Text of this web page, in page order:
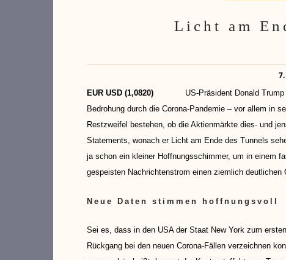
Licht am
EUR USD (1,0820) US-Präsident Donald Trump hat
Bedrohung durch die Corona-Pandemie – vor allem in
Restzweifel bestehen, ob die Aktienmärkte dies- und
Statements, wonach er Licht am Ende des Tunnels
ja schon ein kleiner Hoffnungsschimmer, um in einem
gespeisten Nachrichtenstrom einen ziemlich deutlichen
Neue Daten stimmen hoffnungsvoll
Sei es, dass in den USA der Staat New York zum
Rückgang bei den neuen Corona-Fällen verzeichnen